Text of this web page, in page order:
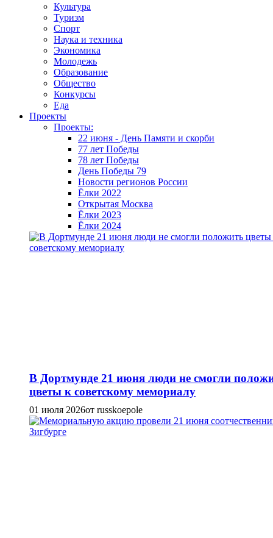
Культура
Туризм
Спорт
Наука и техника
Экономика
Молодежь
Образование
Общество
Конкурсы
Еда
Проекты
Проекты:
22 июня - День Памяти и скорби
77 лет Победы
78 лет Победы
День Победы 79
Новости регионов России
Ёлки 2022
Открытая Москва
Ёлки 2023
Ёлки 2024
В Дортмунде 21 июня люди не смогли
цветы к советскому мемориалу
01 июля 2026от russkoepole